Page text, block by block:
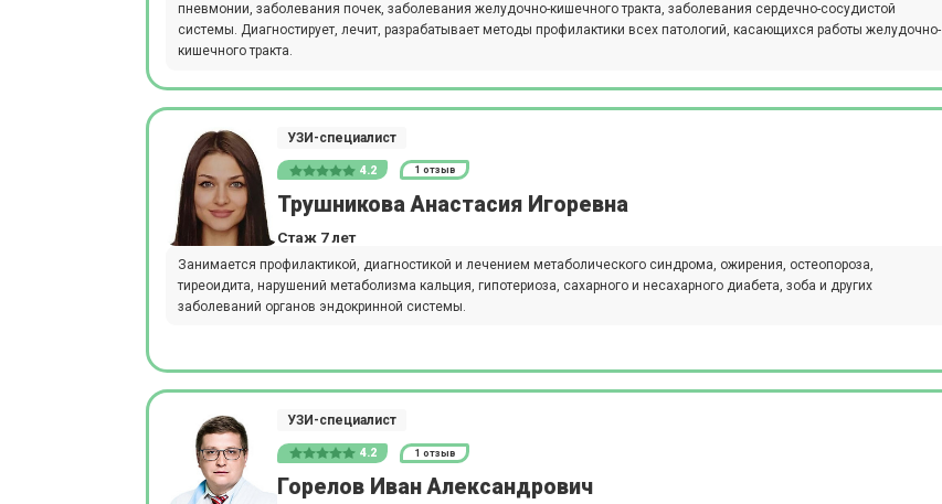
пневмонии, заболевания почек, заболевания желудочно-кишечного тракта, заболевания сердечно-сосудистой
системы. Диагностирует, лечит, разрабатывает методы профилактики всех патологий, касающихся работы желудочно-
кишечного тракта.
УЗИ-специалист
4.2 1 отзыв
Трушникова Анастасия Игоревна
Стаж 7 лет
Занимается профилактикой, диагностикой и лечением метаболического синдрома, ожирения, остеопороза,
тиреоидита, нарушений метаболизма кальция, гипотериоза, сахарного и несахарного диабета, зоба и других
заболеваний органов эндокринной системы.
УЗИ-специалист
4.2 1 отзыв
Горелов Иван Александрович